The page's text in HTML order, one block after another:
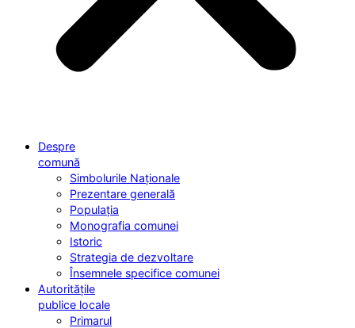
Despre
comună
Simbolurile Naționale
Prezentare generală
Populația
Monografia comunei
Istoric
Strategia de dezvoltare
Însemnele specifice comunei
Autoritățile
publice locale
Primarul